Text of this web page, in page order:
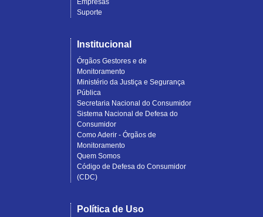
Empresas
Suporte
Institucional
Órgãos Gestores e de
Monitoramento
Ministério da Justiça e Segurança
Pública
Secretaria Nacional do Consumidor
Sistema Nacional de Defesa do
Consumidor
Como Aderir - Órgãos de
Monitoramento
Quem Somos
Código de Defesa do Consumidor
(CDC)
Política de Uso